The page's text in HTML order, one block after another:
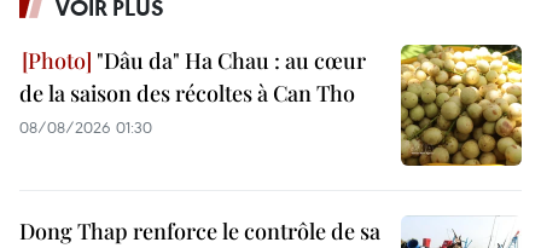
VOIR PLUS
"Dâu da" Ha Chau : au cœur
de la saison des récoltes à Can Tho
08/08/2026 01:30
Dong Thap renforce le contrôle de sa